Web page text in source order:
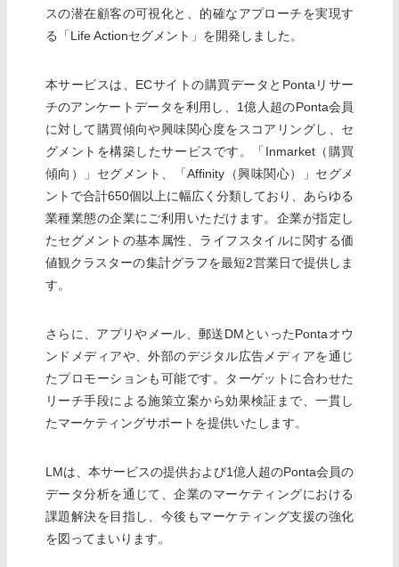
スの潜在顧客の可視化と、的確なアプローチを実現す
る「Life Actionセグメント」を開発しました。
本サービスは、ECサイトの購買データとPontaリサー
チのアンケートデータを利用し、1億人超のPonta会員
に対して購買傾向や興味関心度をスコアリングし、セ
グメントを構築したサービスです。「Inmarket（購買
傾向）」セグメント、「Affinity（興味関心）」セグメ
ントで合計650個以上に幅広く分類しており、あらゆる
業種業態の企業にご利用いただけます。企業が指定し
たセグメントの基本属性、ライフスタイルに関する価
値観クラスターの集計グラフを最短2営業日で提供しま
す。
さらに、アプリやメール、郵送DMといったPontaオウ
ンドメディアや、外部のデジタル広告メディアを通じ
たプロモーションも可能です。ターゲットに合わせた
リーチ手段による施策立案から効果検証まで、一貫し
たマーケティングサポートを提供いたします。
LMは、本サービスの提供および1億人超のPonta会員の
データ分析を通じて、企業のマーケティングにおける
課題解決を目指し、今後もマーケティング支援の強化
を図ってまいります。